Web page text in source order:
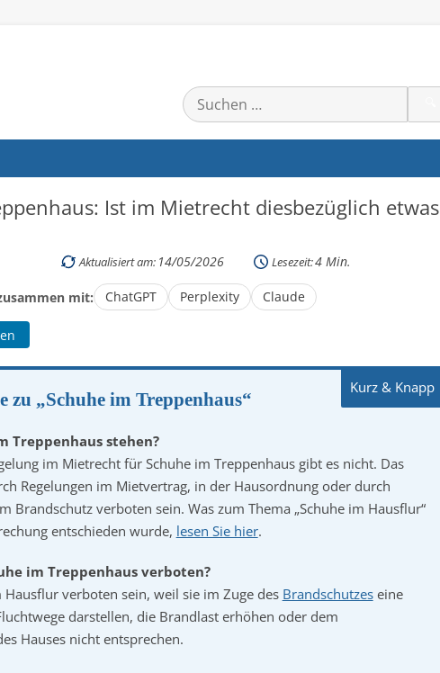
Suchen
nach:
Ist im Mietrecht diesbezüglich etwas
Aktualisiert am: 14/05/2026 Lesezeit:4 Min.
mit: ChatGPT Perplexity Claude
zu „Schuhe im Treppenhaus“
Treppenhaus stehen?
im Mietrecht für Schuhe im Treppenhaus gibt es nicht. Das
Regelungen im Mietvertrag, in der Hausordnung oder durch
Brandschutz verboten sein. Was zum Thema „Schuhe im Hausflur“
entschieden wurde, lesen Sie hier.
im Treppenhaus verboten?
Hausflur verboten sein, weil sie im Zuge des Brandschutzeseine
darstellen, die Brandlast erhöhen oder dem
Hauses nicht entsprechen.